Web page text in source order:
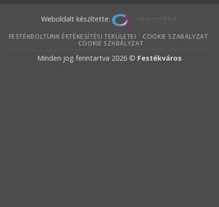
Weboldalt készítette:
FESTÉKBOLTUNK ÉRTÉKESÍTÉSI TERÜLETEI
COOKIE SZABÁLYZAT
COOKIE SZABÁLYZAT
Minden jog fenntartva 2026 © Festékváros